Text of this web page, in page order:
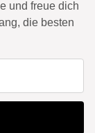
und freue dich
die besten